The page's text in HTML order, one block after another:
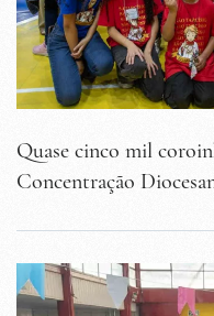
Quase cinco mil
Concentração